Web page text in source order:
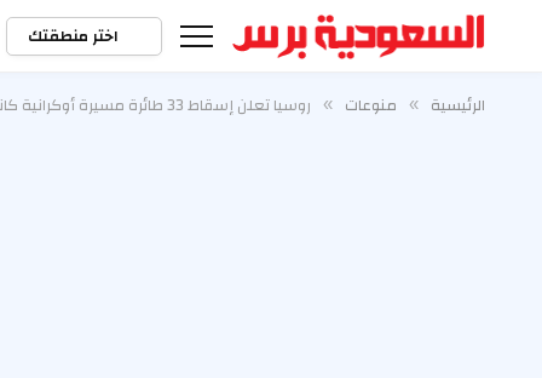
اختر منطقتك
الرئيسية » منوعات » روسيا تعلن إسقاط 33 طائرة مسيرة أوكرانية كانت تستهدف موسكو